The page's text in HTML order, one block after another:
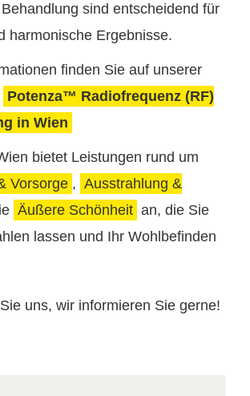
sind entscheidend für
harmonische Ergebnisse.
finden Sie auf unserer
Potenza™ Radiofrequenz (RF)
in Wien
bietet Leistungen rund um
Vorsorge , Ausstrahlung &
Äußere Schönheit an, die Sie
lassen und Ihr Wohlbefinden
uns, wir informieren Sie gerne!